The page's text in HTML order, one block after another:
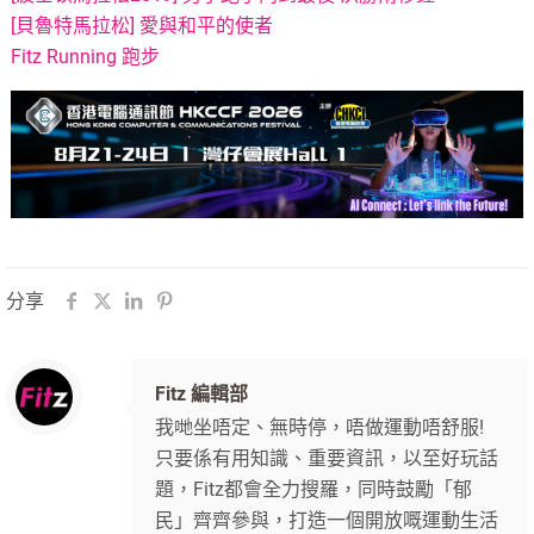
[貝魯特馬拉松] 愛與和平的使者
Fitz Running 跑步
分享
Fitz 編輯部
我哋坐唔定、無時停，唔做運動唔舒服!
只要係有用知識、重要資訊，以至好玩話
題，Fitz都會全力搜羅，同時鼓勵「郁
民」齊齊參與，打造一個開放嘅運動生活